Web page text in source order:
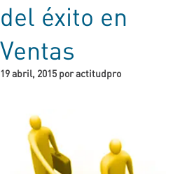
del éxito en
Ventas
19 abril, 2015 por actitudpro